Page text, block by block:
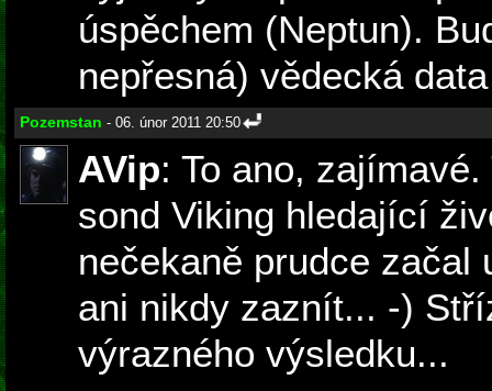
úspěchem (Neptun).
nepřesná) vědecká
Pozemstan - 06. únor 2011 20:50
AVip: To ano,
sond Viking hledající
nečekaně prudce
ani nikdy zaznít... -)
výrazného výsledku...